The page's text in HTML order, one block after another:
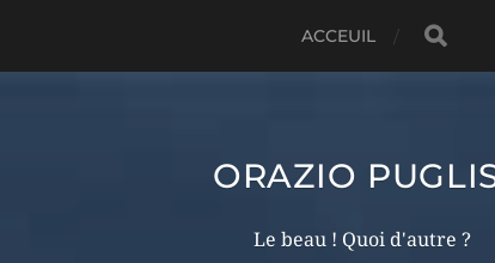
ACCEUIL
ORAZIO
Le beau ! Quoi d'autre ?